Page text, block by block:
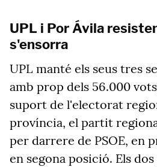
UPL i Por Ávila
s'ensorra
UPL manté els seus tres
amb prop dels 56.000
suport de l'electorat
província, el partit
per darrere de PSOE, en
en segona posició. Els